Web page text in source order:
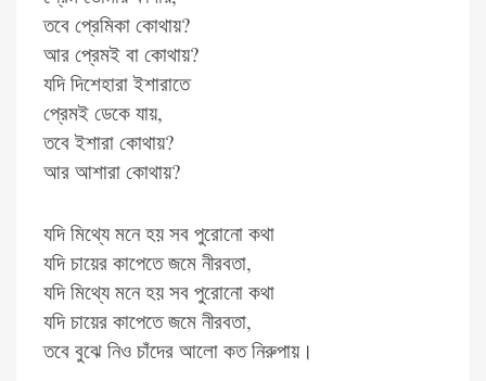
তবে প্রেমিকা কোথায়?
আর প্রেমই বা কোথায়?
যদি দিশেহারা ইশারাতে
প্রেমই ডেকে যায়,
তবে ইশারা কোথায়?
আর আশারা কোথায়?
যদি মিথ্যে মনে হয় সব পুরোনো কথা
যদি চায়ের কাপেতে জমে নীরবতা,
যদি মিথ্যে মনে হয় সব পুরোনো কথা
যদি চায়ের কাপেতে জমে নীরবতা,
তবে বুঝে নিও চাঁদের আলো কত নিরুপায়।